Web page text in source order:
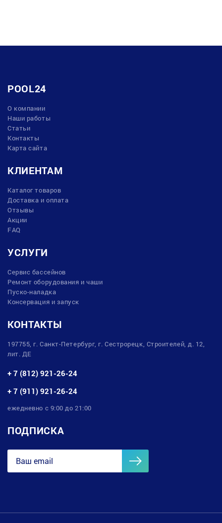
POOL24
О компании
Наши работы
Статьи
Контакты
Карта сайта
КЛИЕНТАМ
Каталог товаров
Доставка и оплата
Отзывы
Акции
FAQ
УСЛУГИ
Сервис бассейнов
Ремонт оборудования и чаши
Пуско-наладка
Консервация и запуск
КОНТАКТЫ
197755, г. Санкт-Петербург, г. Сестрорецк, Строителей, д. 12,
лит. ДЕ
+ 7 (812) 921-26-24
+ 7 (911) 921-26-24
ежедневно с 9:00 до 21:00
ПОДПИСКА